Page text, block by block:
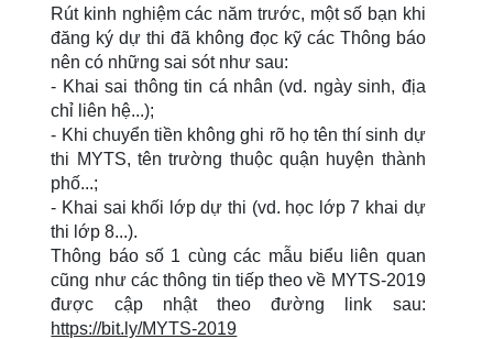
Rút kinh nghiệm các năm trước, một số bạn khi
đăng ký dự thi đã không đọc kỹ các Thông báo
nên có những sai sót như sau:
- Khai sai thông tin cá nhân (vd. ngày sinh, địa
chỉ liên hệ...);
- Khi chuyển tiền không ghi rõ họ tên thí sinh dự
thi MYTS, tên trường thuộc quận huyện thành
phố...;
- Khai sai khối lớp dự thi (vd. học lớp 7 khai dự
thi lớp 8...).
Thông báo số 1 cùng các mẫu biểu liên quan
cũng như các thông tin tiếp theo về MYTS-2019
được cập nhật theo đường link sau:
https://bit.ly/MYTS-2019